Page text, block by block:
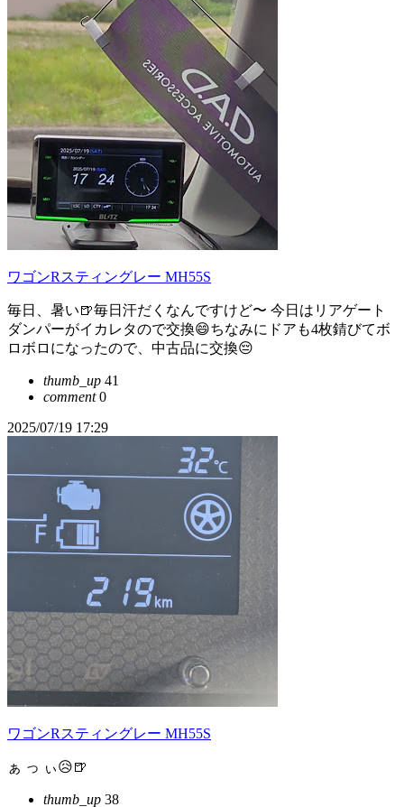
ワゴンRスティングレー MH55S
毎日、暑い🍺毎日汗だくなんですけど〜 今日はリアゲート
ダンパーがイカレタので交換😄ちなみにドアも4枚錆びてボ
ロボロになったので、中古品に交換😔
thumb_up 41
comment0
2025/07/19 17:29
ワゴンRスティングレー MH55S
ぁ っ ぃ😥🍺
thumb_up 38